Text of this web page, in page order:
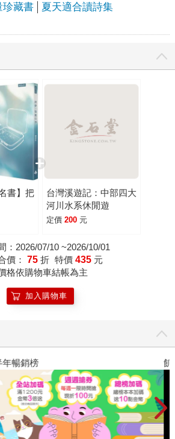
珍藏書 夏天適合讀詩集
書】把
台灣溪遊記：中部四大
河川水系休閒遊
定價 200 元
：2026/07/10 ~2026/10/01
價： 75 折 特價 435 元
格依購物車結帳為主
加入購物車
年暢銷榜 飢